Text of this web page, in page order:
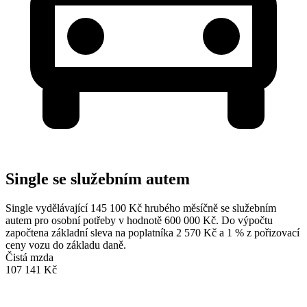
Single se služebním autem
Single vydělávající 145 100 Kč hrubého měsíčně se služebním
autem pro osobní potřeby v hodnotě 600 000 Kč. Do výpočtu
započtena základní sleva na poplatníka 2 570 Kč a 1 % z pořizovací
ceny vozu do základu daně.
Čistá mzda
107 141 Kč